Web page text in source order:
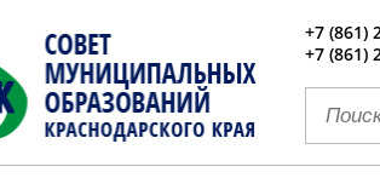
+7 (861)
+7 (861)